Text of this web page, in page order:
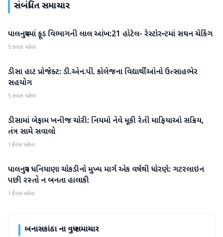
સંબંધિત સમાચાર
બનાસકાંઠા
પાલનપુરમાં ફૂડ વિભાગની લાલ આંખ:21 હોટેલ- રેસ્ટોરન્ટમાં સઘન ચેકિંગ
5 કલાક પહેલા
બનાસકાંઠા
ડીસા હાટ પ્રોજેક્ટ: ડી.એન.પી. કોલેજના વિદ્યાર્થીઓનો ઉત્સાહભેર
સહયોગ
5 કલાક પહેલા
બનાસકાંઠા
ડીસામાં બેફામ ખનીજ ચોરી: નિયમો નેવે મૂકી રેતી માફિયાઓ સક્રિય,
તંત્ર સામે સવાલો
1 દિવસ પહેલા
બનાસકાંઠા
પાલનપુર ધનિયાણા ચોકડીનો મુખ્ય માર્ગ એક વર્ષથી ધોરણે: ગટરલાઇન
પછી રસ્તો ન બનતા હાલાકી
1 દિવસ પહેલા
બનાસકાંઠાના વધુ સમાચાર